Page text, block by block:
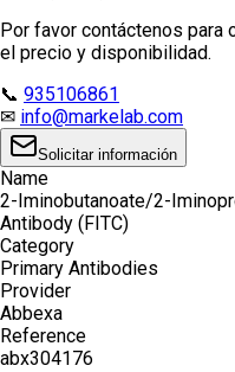
Por favor contáctenos para
el precio y disponibilidad.
📞 935106861
✉ info@markelab.com
Solicitar información
Name
2-Iminobutanoate/2-
Antibody (FITC)
Category
Primary Antibodies
Provider
Abbexa
Reference
abx304176